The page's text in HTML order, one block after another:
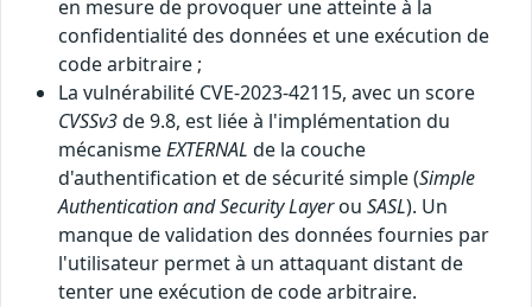
en mesure de provoquer une atteinte à la
confidentialité des données et une exécution de
code arbitraire ;
La vulnérabilité CVE-2023-42115, avec un score
CVSSv3de 9.8, est liée à l'implémentation du
mécanismeEXTERNAL de la couche
d'authentification et de sécurité simple (Simple
Authentication and Security Layerou SASL). Un
manque de validation des données fournies par
l'utilisateur permet à un attaquant distant de
tenter une exécution de code arbitraire.